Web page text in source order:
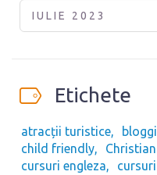
IULIE 2023
Etichete
atracții turistice
child friendly
cursuri engleza